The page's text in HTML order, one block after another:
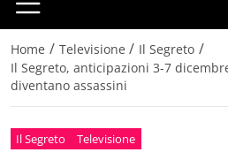
Home / Televisione / Il Segreto /
Il Segreto, anticipazioni 3-7
diventano assassini
Il Segreto Televisione